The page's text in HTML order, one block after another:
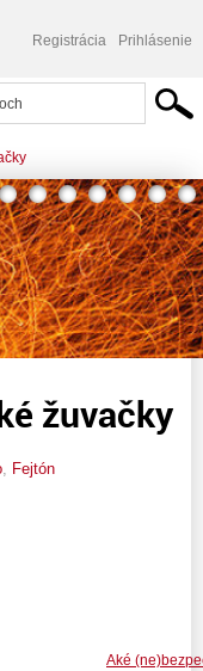
Registrácia Prihlásenie
žuvačky
Fejtón
Aké